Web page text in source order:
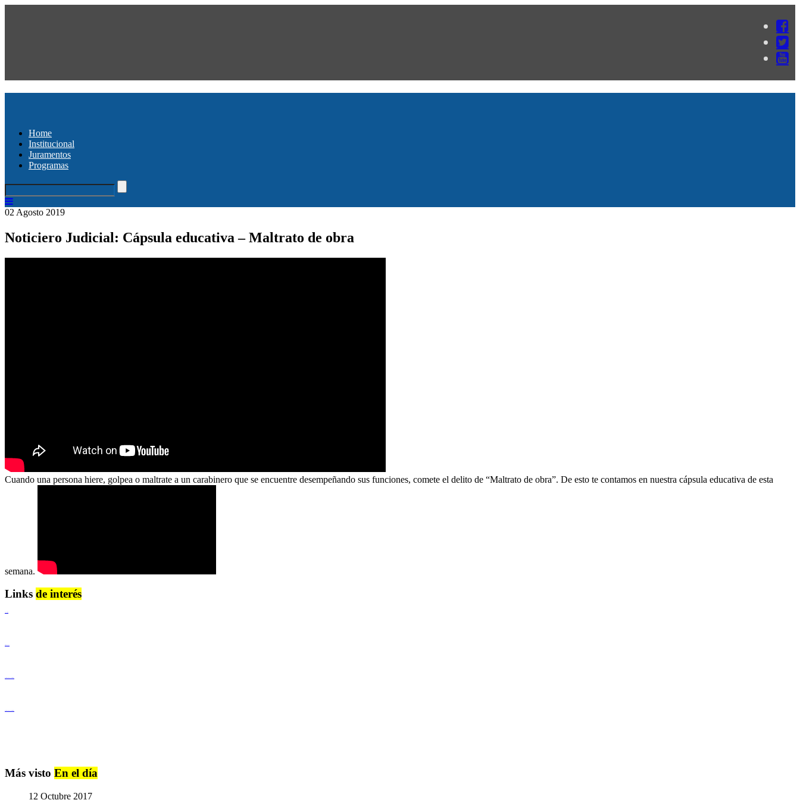
Home
Institucional
Juramentos
Programas
02 Agosto 2019
Noticiero Judicial: Cápsula educativa – Maltrato de obra
Cuando una persona hiere, golpea o maltrate a un carabinero que se encuentre desempeñando sus funciones, comete el delito de “Maltrato de obra”. De esto te contamos en nuestra cápsula educativa de esta
semana.
Links de interés
Más visto En el día
12 Octubre 2017